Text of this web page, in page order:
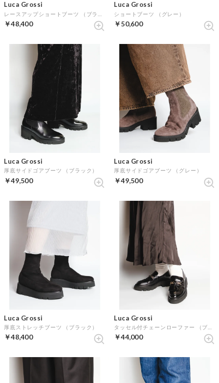
Luca Grossi
￥48,400
Luca Grossi
ショートブーツ （グレー）
￥50,600
Luca Grossi
厚底サイドゴアブーツ （ブラック）
￥49,500
Luca Grossi
厚底サイドゴアブーツ （グレー）
￥49,500
Luca Grossi
厚底ストレッチブーツ （ブラック）
￥48,400
Luca Grossi
￥44,000